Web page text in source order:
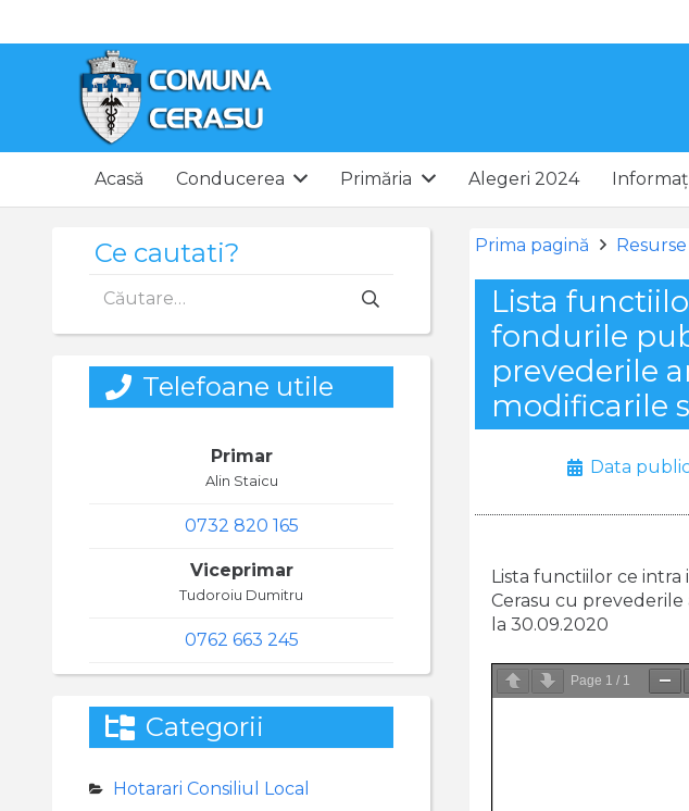
Acasă Conducerea Primăria Alegeri 2024
Prima pagină
Lista
fondurile
prevederile
modificarile
Data
Lista functiilor ce
Cerasu cu prevederile
la 30.09.2020
Page 1 / 1
Ce cautati?
după:
Telefoane utile
Primar
Alin Staicu
0732 820 165
Viceprimar
Tudoroiu Dumitru
0762 663 245
Categorii
Hotarari Consiliul Local